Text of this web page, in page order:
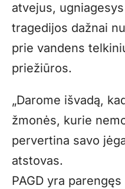
atvejus,
tragedijos dažnai
prie vandens
priežiūros.
„Darome išvadą,
žmonės, kurie
pervertina savo
atstovas.
PAGD yra